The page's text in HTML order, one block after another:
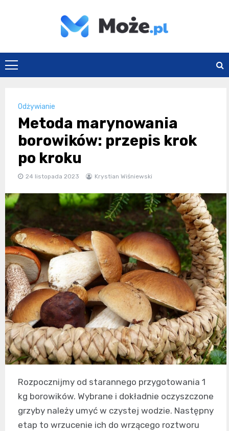
Może.pl
Odżywianie
Metoda marynowania
borowików: przepis krok
po kroku
24 listopada 2023 Krystian Wiśniewski
Rozpocznijmy od starannego przygotowania 1
kg borowików. Wybrane i dokładnie oczyszczone
grzyby należy umyć w czystej wodzie. Następny
etap to wrzucenie ich do wrzącego roztworu